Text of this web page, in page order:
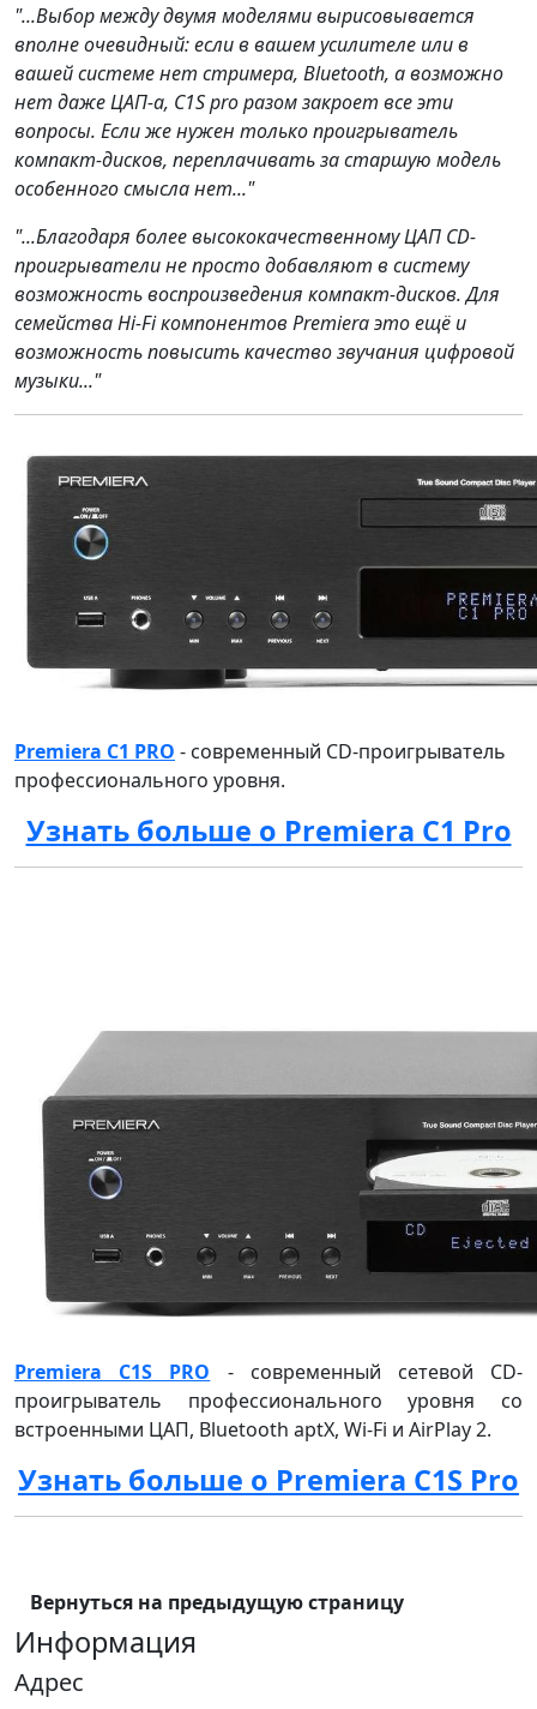
"...Выбор между двумя моделями вырисовывается
вполне очевидный: если в вашем усилителе или в
вашей системе нет стримера, Bluetooth, а возможно
нет даже ЦАП-а, C1S pro разом закроет все эти
вопросы. Если же нужен только проигрыватель
компакт-дисков, переплачивать за старшую модель
особенного смысла нет..."
"...Благодаря более высококачественному ЦАП CD-
проигрыватели не просто добавляют в систему
возможность воспроизведения компакт-дисков. Для
семейства Hi-Fi компонентов Premiera это ещё и
возможность повысить качество звучания цифровой
музыки..."
Premiera C1 PRO - современный CD-проигрыватель
профессионального уровня.
Узнать больше о Premiera C1 Pro
Premiera C1S PRO - современный сетевой CD-
проигрыватель профессионального уровня со
встроенными ЦАП, Bluetooth aptX, Wi-Fi и AirPlay 2.
Узнать больше о Premiera C1S Pro
Вернуться на предыдущую страницу
Информация
Адрес